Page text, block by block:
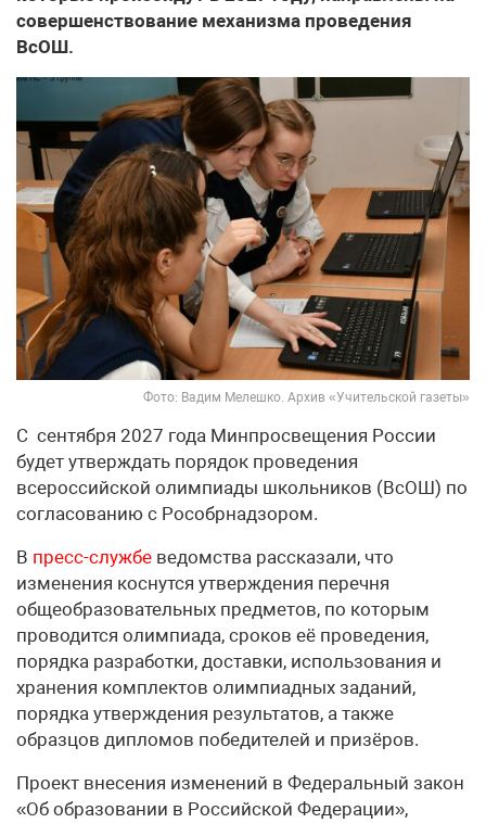
совершенствование механизма проведения
ВсОШ.
Фото: Вадим Мелешко. Архив «Учительской газеты»
С сентября 2027 года Минпросвещения России
будет утверждать порядок проведения
всероссийской олимпиады школьников (ВсОШ) по
согласованию с Рособрнадзором.
В пресс-службе ведомства рассказали, что
изменения коснутся утверждения перечня
общеобразовательных предметов, по которым
проводится олимпиада, сроков её проведения,
порядка разработки, доставки, использования и
хранения комплектов олимпиадных заданий,
порядка утверждения результатов, а также
образцов дипломов победителей и призёров.
Проект внесения изменений в Федеральный закон
«Об образовании в Российской Федерации»,